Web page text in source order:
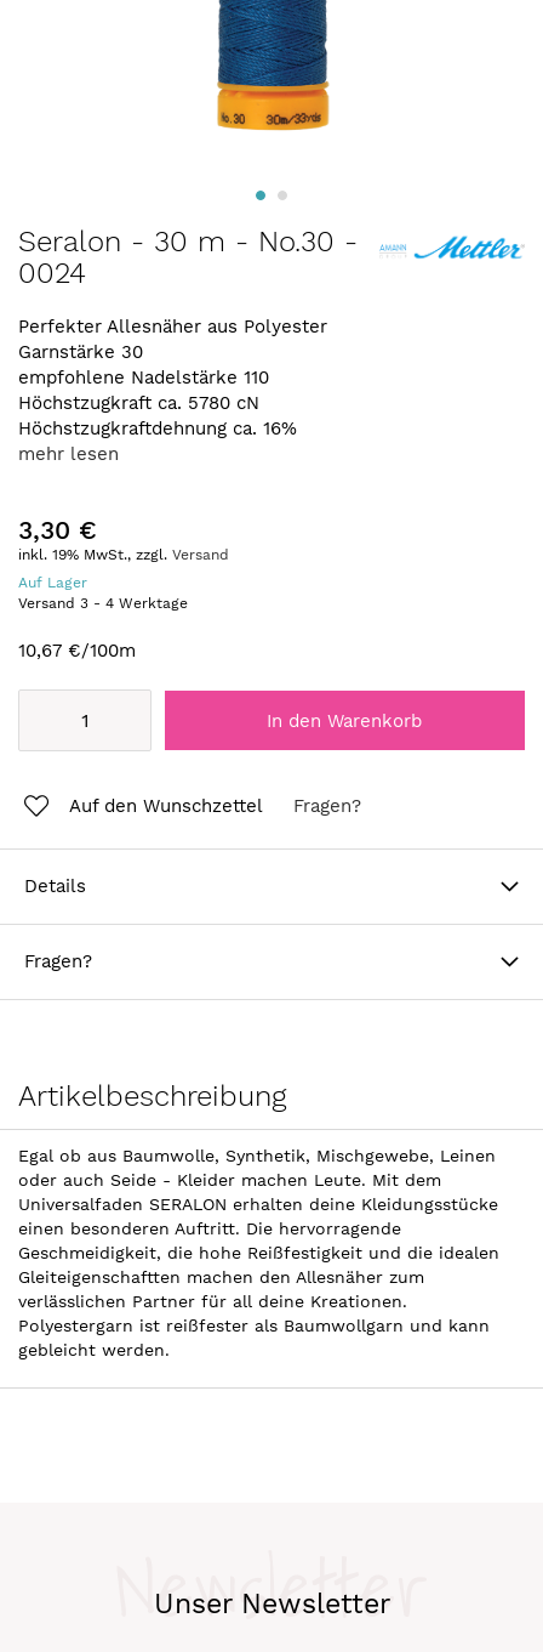
Anfang
der
springen
Seralon - 30 m - No.30 -
0024
Perfekter Allesnäher aus Polyester
Garnstärke 30
empfohlene Nadelstärke 110
Höchstzugkraft ca. 5780 cN
Höchstzugkraftdehnung ca. 16%
mehr lesen
3,30 €
inkl. 19% MwSt., zzgl. Versand
Auf Lager
Versand 3 - 4 Werktage
10,67 €/100m
In den Warenkorb
Auf den Wunschzettel Fragen?
Details
Fragen?
Artikelbeschreibung
Egal ob aus Baumwolle, Synthetik, Mischgewebe, Leinen
oder auch Seide - Kleider machen Leute. Mit dem
Universalfaden SERALON erhalten deine Kleidungsstücke
einen besonderen Auftritt. Die hervorragende
Geschmeidigkeit, die hohe Reißfestigkeit und die idealen
Gleiteigenschaftten machen den Allesnäher zum
verlässlichen Partner für all deine Kreationen.
Polyestergarn ist reißfester als Baumwollgarn und kann
gebleicht werden.
Unser Newsletter
Newsletter